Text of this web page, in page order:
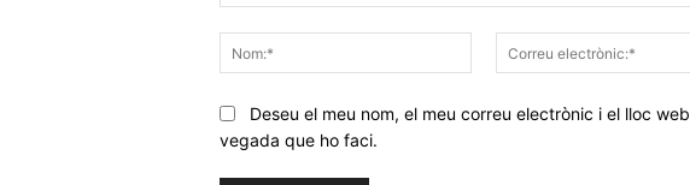
Nom:*
Deseu el meu nom, el meu correu electrònic i el lloc
vegada que ho faci.